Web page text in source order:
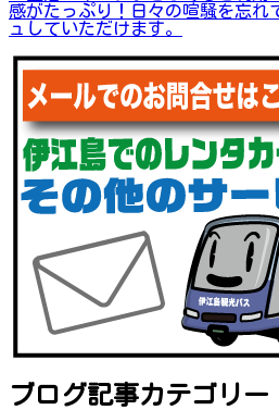
感がたっぷり！日々の喧騒を忘れ
ュしていただけます。
ブログ記事カテゴリー